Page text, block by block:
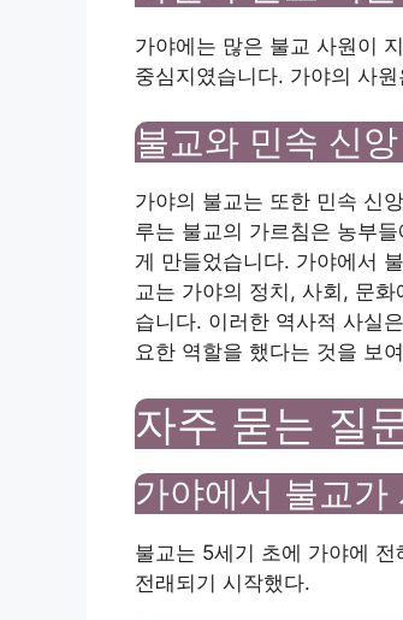
가야에는 많은 불교 사원이
중심지였습니다. 가야의 사
불교와 민속 신앙
가야의 불교는 또한 민속 신
루는 불교의 가르침은 농부
게 만들었습니다. 가야에서
교는 가야의 정치, 사회, 문
습니다. 이러한 역사적 사실
요한 역할을 했다는 것을 보
자주 묻는 질
가야에서 불교가
불교는 5세기 초에 가야에
전래되기 시작했다.